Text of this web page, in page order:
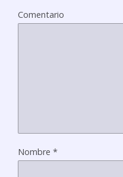
Comentario
Nombre *